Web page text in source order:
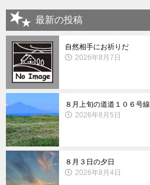
最新の投稿
自然相手にお祈りだ
2026年8月7日
８月上旬の道道１０６号線
2026年8月5日
８月３日の夕日
2026年8月4日